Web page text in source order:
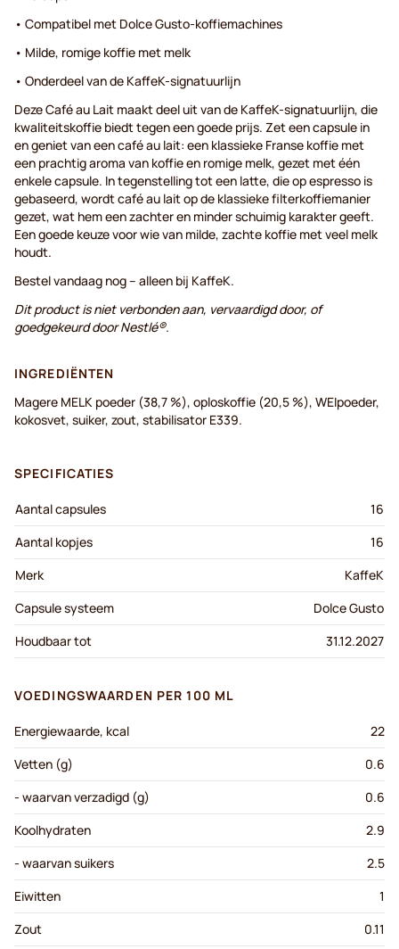
• Compatibel met Dolce Gusto-koffiemachines
• Milde, romige koffie met melk
• Onderdeel van de KaffeK-signatuurlijn
Deze Café au Lait maakt deel uit van de KaffeK-signatuurlijn, die
kwaliteitskoffie biedt tegen een goede prijs. Zet een capsule in
en geniet van een café au lait: een klassieke Franse koffie met
een prachtig aroma van koffie en romige melk, gezet met één
enkele capsule. In tegenstelling tot een latte, die op espresso is
gebaseerd, wordt café au lait op de klassieke filterkoffiemanier
gezet, wat hem een zachter en minder schuimig karakter geeft.
Een goede keuze voor wie van milde, zachte koffie met veel melk
houdt.
Bestel vandaag nog – alleen bij KaffeK.
Dit product is niet verbonden aan, vervaardigd door, of
goedgekeurd door Nestlé®.
INGREDIËNTEN
Magere MELK poeder (38,7 %), oploskoffie (20,5 %), WEIpoeder,
kokosvet, suiker, zout, stabilisator E339.
SPECIFICATIES
Aantal capsules
16
Aantal kopjes
16
Merk
KaffeK
Capsule systeem
Dolce Gusto
Houdbaar tot
31.12.2027
VOEDINGSWAARDEN PER 100 ML
Energiewaarde, kcal
22
Vetten (g)
0.6
- waarvan verzadigd (g)
0.6
Koolhydraten
2.9
- waarvan suikers
2.5
Eiwitten
1
Zout
0.11